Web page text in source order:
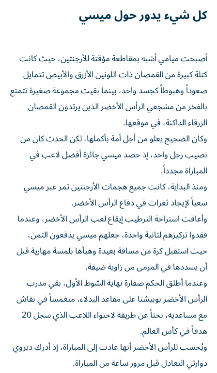
كل شيء يدور حول ميسي
أصبحت ميامي أشبه بمقاطعة مؤقتة للأرجنتين، حيث كانت
كتلة كبيرة من القمصان ذات اللونين الأزرق والأبيض تتمايل
صعوداً وهبوطاً كجسد واحد، بينما بقيت مجموعة صغيرة تتمتع
بالفخر من مشجعي الرأس الأخضر الذين يرتدون القمصان
الزرقاء الداكنة، في موقعها.
وكان الضجيج يعلو من أجل أمة بأكملها، لكن الحدث كان من
نصيب رجل واحد، إذ حصد ميسي جائزة أفضل لاعب في
المباراة مجدداً.
ومنذ البداية، كانت جميع هجمات ​الأرجنتين تمر عبر ميسي
سعياً لإيجاد ثغرات في دفاع الرأس الأخضر.
وأعاقت استراحة الترطيب إيقاع لعب الرأس الأخضر، ‌وعندما
فقدوا تركيزهم لثانية واحدة، جعلهم ميسي يدفعون الثمن،
حيث استقبل كرة من مسافة بعيدة وهيأها بلمسة مهارية قبل
أن يسددها في المرمى من زاوية ضيقة.
وعندما أطلق الحكم صفارة نهاية الشوط الأول، بقي مدرب
الرأس الأخضر بوبيشتا على مقاعد البدلاء، ⁠منغمساً في نقاش
مع مساعديه، بحثاً عن طريقة لاحتواء اللاعب الذي سجل 20
هدفاً في كأس العالم.
ويُحسب للرأس الأخضر أنها عادت إلى المباراة، إذ أدرك ديروي
دوارتي التعادل قبل مرور ساعة من المباراة.